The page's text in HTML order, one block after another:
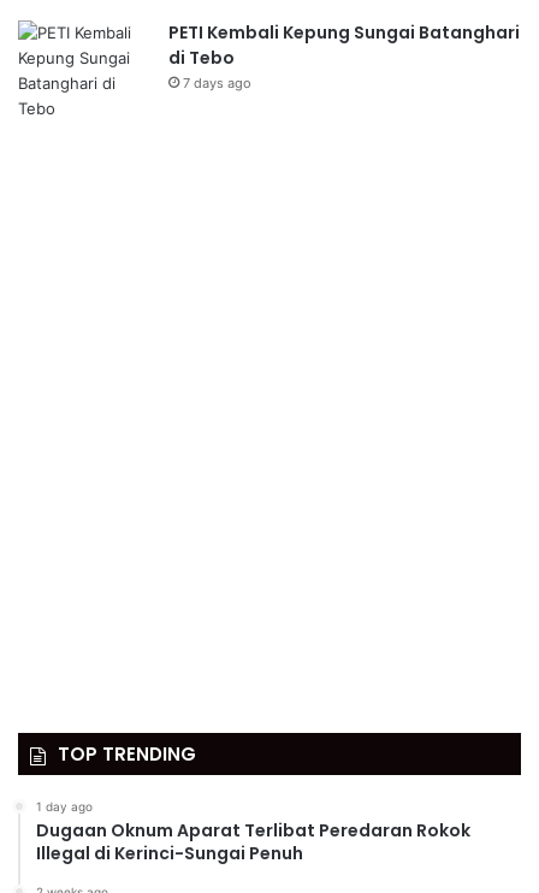
PETI Kembali Kepung Sungai Batanghari
di Tebo
7 days ago
TOP TRENDING
1 day ago
Dugaan Oknum Aparat Terlibat Peredaran Rokok
Illegal di Kerinci-Sungai Penuh